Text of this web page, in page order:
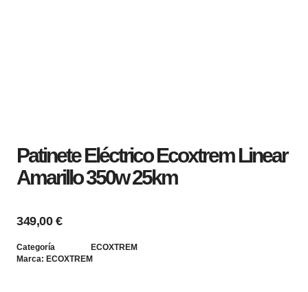
Patinete Eléctrico Ecoxtrem Linear
Amarillo 350w 25km
349,00 €
Categoría
ECOXTREM
Marca: ECOXTREM